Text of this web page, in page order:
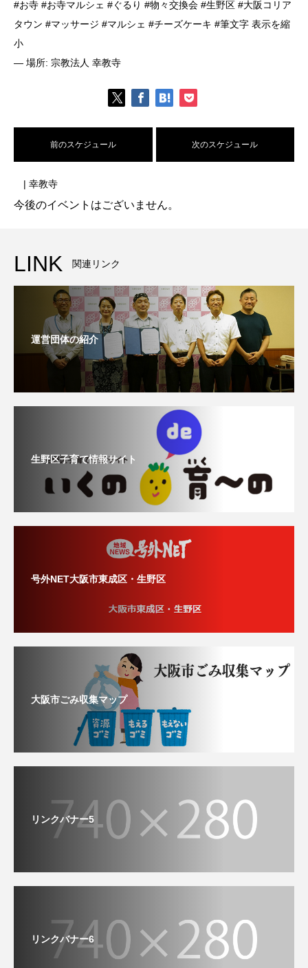
#お寺 #お寺マルシェ #ぐるり #物々交換会 #生野区 #大阪コリア
タウン #マッサージ #マルシェ #チーズケーキ #筆文字 表示を縮
小
— 場所: 宗教法人 幸教寺
前のスケジュール 次のスケジュール
| 幸教寺
今後のイベントはございません。
LINK 関連リンク
運営団体の紹介
生野区子育て情報サイト
号外NET大阪市東成区・生野区
大阪市ごみ収集マップ
リンクバナー5
リンクバナー6